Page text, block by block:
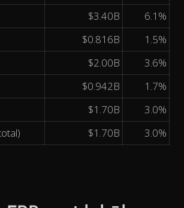
$3.40B
6.1%
$0.816B
1.5%
$2.00B
3.6%
$0.942B
1.7%
$1.70B
3.0%
$1.70B 3.0%